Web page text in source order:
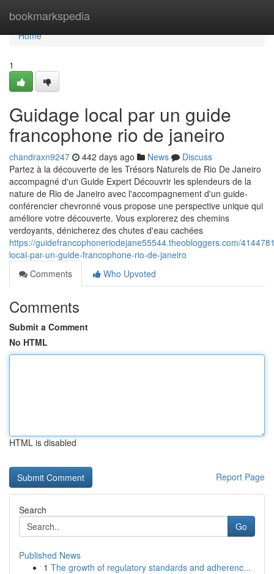
bookmarkspedia
Home
Home
1
Guidage local par un guide
francophone rio de janeiro
chandraxn9247 442 days ago News
Discuss
Partez à la découverte de les Trésors Naturels de Rio De Janeiro
accompagné d'un Guide Expert Découvrir les splendeurs de la
nature de Rio de Janeiro avec l'accompagnement d'un guide-
conférencier chevronné vous propose une perspective unique qui
améliore votre découverte. Vous explorerez des chemins
verdoyants, dénicherez des chutes d'eau cachées
https://guidefrancophoneriodejane55544.theobloggers.com/
local-par-un-guide-francophone-rio-de-janeiro
Comments
Who Upvoted
Comments
Submit a Comment
No HTML
HTML is disabled
Report Page
Search
Go
Published News
1 The growth of regulatory standards and adherenc...